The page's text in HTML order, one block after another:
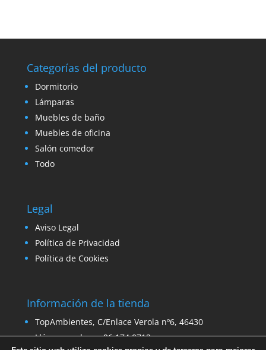
Categorías del producto
Dormitorio
Lámparas
Muebles de baño
Muebles de oficina
Salón comedor
Todo
Legal
Aviso Legal
Política de Privacidad
Política de Cookies
Información de la tienda
TopAmbientes, C/Enlace Verola nº6, 46430
Llámanos ahora: 96 174 0712